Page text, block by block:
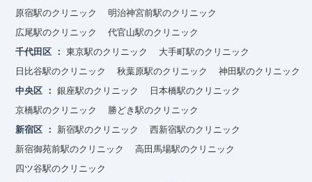
原宿駅のクリニック
明治神宮前駅のクリニック
広尾駅のクリニック
代官山駅のクリニック
千代田区
東京駅のクリニック
大手町駅のクリニック
日比谷駅のクリニック
秋葉原駅のクリニック
神田駅のクリニック
中央区
銀座駅のクリニック
日本橋駅のクリニック
京橋駅のクリニック
勝どき駅のクリニック
新宿区
新宿駅のクリニック
西新宿駅のクリニック
新宿御苑前駅のクリニック
高田馬場駅のクリニック
四ツ谷駅のクリニック